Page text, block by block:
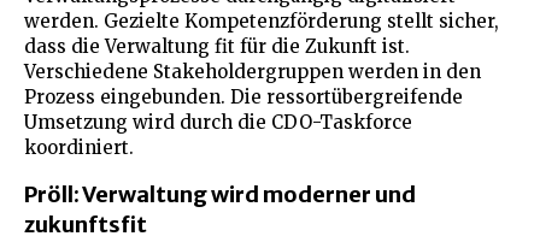
werden. Gezielte Kompetenzförderung stellt sicher,
dass die Verwaltung fit für die Zukunft ist.
Verschiedene Stakeholdergruppen werden in den
Prozess eingebunden. Die ressortübergreifende
Umsetzung wird durch die CDO-Taskforce
koordiniert.
Pröll: Verwaltung wird moderner und
zukunftsfit